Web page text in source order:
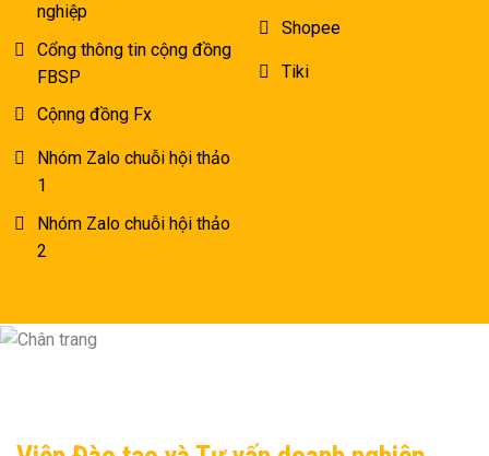
nghiệp
Cổng thông tin cộng đồng
FBSP
Cộnng đồng Fx
Nhóm Zalo chuỗi hội thảo
1
Nhóm Zalo chuỗi hội thảo
2
Shopee
Tiki